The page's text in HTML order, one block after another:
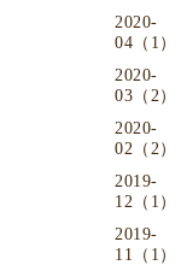
2020-
04（1）
2020-
03（2）
2020-
02（2）
2019-
12（1）
2019-
11（1）